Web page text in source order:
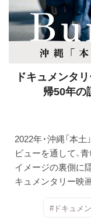
ドキュメンタ
帰50年の
2022年・沖縄「本
ビューを通して、
イメージの裏側に
キュメンタリー映
#ドキュメ